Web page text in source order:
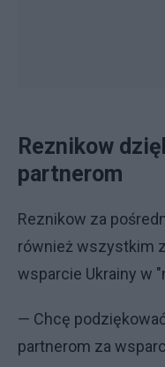
Reznikow
partnerom
Reznikow za
również wszystkim
wsparcie Ukrainy w
— Chcę
partnerom za